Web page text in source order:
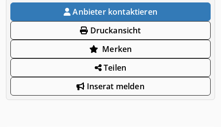
Anbieter kontaktieren
Druckansicht
Merken
Teilen
Inserat melden